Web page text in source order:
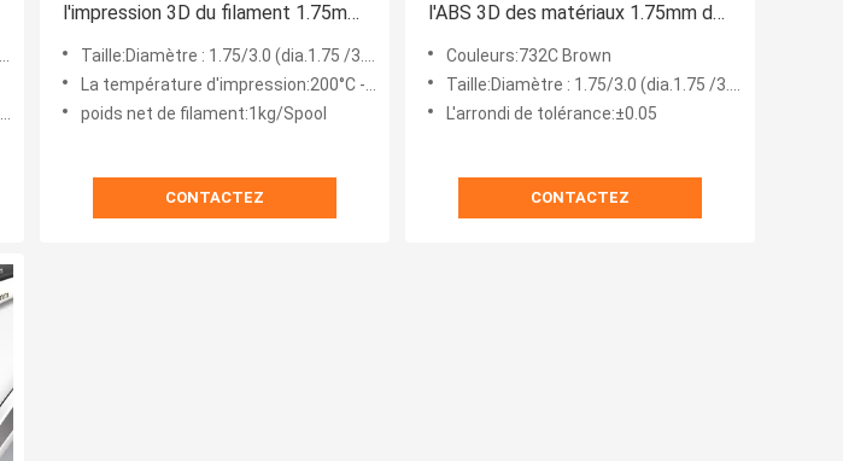
l'impression 3D du filament 1.75mm
Fluro d'imprimante de l'ABS 3D
Taille:Diamètre : 1.75/3.0 (dia.1.75 /3.0 millimètre)
La température d'impression:200°C -250°C.
poids net de filament:1kg/Spool
CONTACTEZ
l'ABS 3D des matériaux 1.75mm de
l'impression 3D en petit pain
Couleurs:732C Brown
Taille:Diamètre : 1.75/3.0 (dia.1.75 /3.0 millimètre)
L'arrondi de tolérance:±0.05
CONTACTEZ